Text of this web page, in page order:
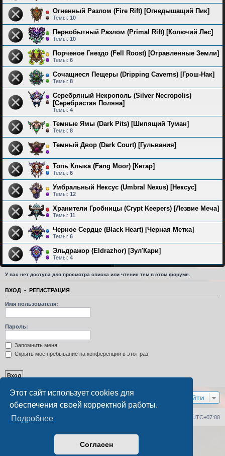
Этот сайт использует cookies для
обеспечения своей корректной работы.
Подробнее
Согласен
Огненный Разлом (Fire Rift) [Огнедышащий Пик]
Темы: 10
Первобытный Разлом (Primal Rift) [Колючий Лес]
Темы: 10
Порченое Гнездо (Fell Roost) [Отравленные Земли]
Темы: 6
Сочащиеся Пещеры (Dripping Caverns) [Грош-Нак]
Темы: 8
Серебряный Некрополь (Silver Necropolis)
[Серебристая Поляна]
Темы: 4
Темные Ямы (Dark Pits) [Шипящий Туман]
Темы: 8
Темный Двор (Dark Court) [Гульвания]
Топь Клыка (Fang Moor) [Кетар]
Темы: 6
Умбральный Нексус (Umbral Nexus) [Нексус]
Темы: 12
Хранители Гробницы (Crypt Keepers) [Лезвие Меча]
Темы: 11
Черное Сердце (Black Heart) [Черная Метка]
Темы: 6
Эльдражор (Eldrazhor) [Зул'Кари]
Темы: 4
У вас нет доступа для просмотра списка или чтения тем в этом форуме.
ВХОД • РЕГИСТРАЦИЯ
Имя пользователя:
Пароль:
Запомнить меня
Скрыть моё пребывание на конференции в этот раз
Перейти
Список форумов UTC+07:00
Создано на основеphpBB® Forum Software © phpBB Limited
Русская поддержка phpBB
Jester